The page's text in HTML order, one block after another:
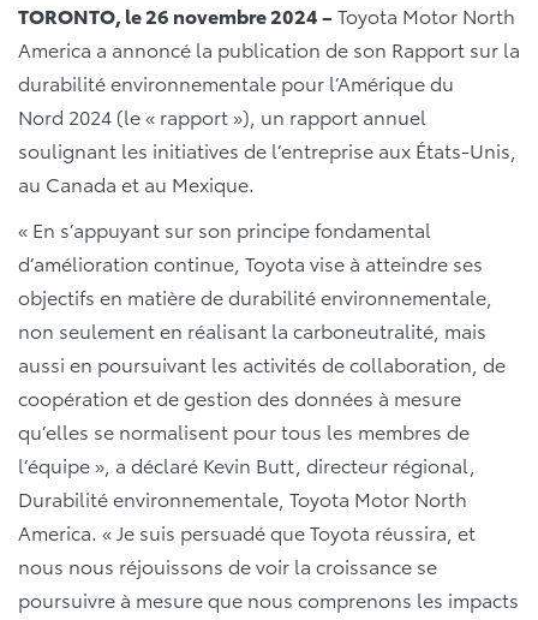
TORONTO, le 26 novembre 2024 – Toyota Motor North
America a annoncé la publication de son Rapport sur la
durabilité environnementale pour l’Amérique du
Nord 2024 (le « rapport »), un rapport annuel
soulignant les initiatives de l’entreprise aux États-Unis,
au Canada et au Mexique.
« En s’appuyant sur son principe fondamental
d’amélioration continue, Toyota vise à atteindre ses
objectifs en matière de durabilité environnementale,
non seulement en réalisant la carboneutralité, mais
aussi en poursuivant les activités de collaboration, de
coopération et de gestion des données à mesure
qu’elles se normalisent pour tous les membres de
l’équipe », a déclaré Kevin Butt, directeur régional,
Durabilité environnementale, Toyota Motor North
America. « Je suis persuadé que Toyota réussira, et
nous nous réjouissons de voir la croissance se
poursuivre à mesure que nous comprenons les impacts